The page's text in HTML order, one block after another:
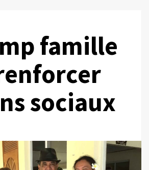
famille
sociaux